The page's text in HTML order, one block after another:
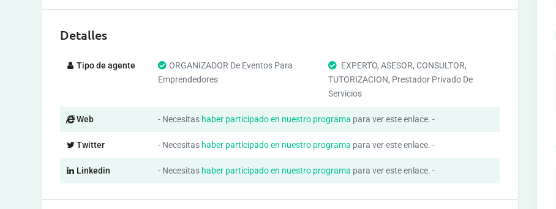
Detalles
Tipo de agente
ORGANIZADOR De Eventos Para
Emprendedores
EXPERTO, ASESOR, CONSULTOR,
TUTORIZACION, Prestador Privado De
Servicios
Web - Necesitas haber participado en nuestro programa para ver este enlace. -
Twitter - Necesitas haber participado en nuestro programa para ver este enlace. -
Linkedin - Necesitas haber participado en nuestro programa para ver este enlace. -